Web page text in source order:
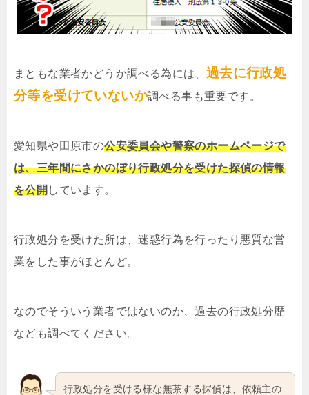
まともな業者かどうか調べる為には、 過去に行政処
分等を受けていないか調べる事も重要です。
愛知県や田原市の公安委員会や警察のホームページで
は、三年間にさかのぼり行政処分を受けた探偵の情報
を公開しています。
行政処分を受けた所は、迷惑行為を行ったり悪質な営
業をした事がほとんど。
なのでそういう業者ではないのか、過去の行政処分歴
なども調べてください。
行政処分を受ける様な無茶する探偵は、依頼主の